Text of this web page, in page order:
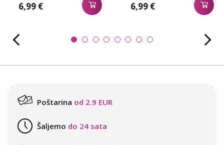
6,99 € 6,99 €
Poštarina od 2.9 EUR
Šaljemo do 24 sata